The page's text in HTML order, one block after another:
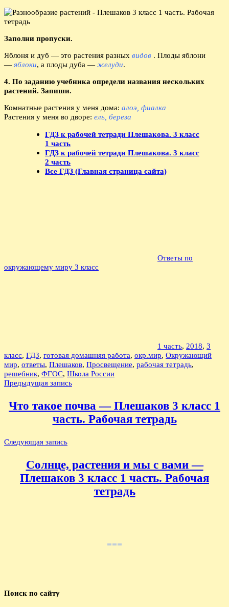
Заполни пропуски.
Яблоня и дуб — это растения разных видов . Плоды яблони
— яблоки, а плоды дуба — желуди.
4. По заданию учебника определи названия нескольких
растений. Запиши.
Комнатные растения у меня дома: алоэ, фиалка
Растения у меня во дворе: ель, береза
ГДЗ к рабочей тетради Плешакова. 3 класс
1 часть
ГДЗ к рабочей тетради Плешакова. 3 класс
2 часть
Все ГДЗ (Главная страница сайта)
Ответы по
окружающему миру 3 класс
1 часть, 2018, 3
класс, ГДЗ, готовая домашняя работа, окр.мир, Окружающий
мир, ответы, Плешаков, Просвещение, рабочая тетрадь,
решебник, ФГОС, Школа России
Навигация
записям
Предыдущая запись
Что такое почва — Плешаков 3 класс 1
часть. Рабочая тетрадь
Следующая запись
Солнце, растения и мы с вами —
Плешаков 3 класс 1 часть. Рабочая
тетрадь
Поиск по сайту